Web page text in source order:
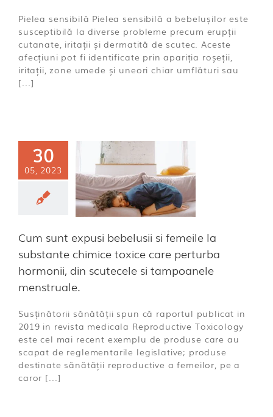
Pielea sensibilă Pielea sensibilă a bebelușilor este
susceptibilă la diverse probleme precum erupții
cutanate, iritații și dermatită de scutec. Aceste
afecțiuni pot fi identificate prin apariția roșeții,
iritații, zone umede și uneori chiar umflături sau
[...]
30
05, 2023
la
toxice
perturba
din
categorie
Cum sunt expusi bebelusii si femeile la
substante chimice toxice care perturba
hormonii, din scutecele si tampoanele
menstruale.
Susținătorii sănătății spun că raportul publicat in
2019 in revista medicala Reproductive Toxicology
este cel mai recent exemplu de produse care au
scapat de reglementarile legislative; produse
destinate sănătății reproductive a femeilor, pe a
caror [...]